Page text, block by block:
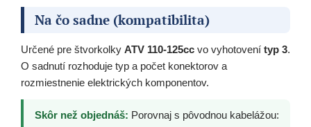
Na čo sadne (kompatibilita)
Určené pre štvorkolky ATV 110-125cc vo vyhotovení typ 3.
O sadnutí rozhoduje typ a počet konektorov a
rozmiestnenie elektrických komponentov.
Skôr než objednáš: Porovnaj s pôvodnou kabelážou: